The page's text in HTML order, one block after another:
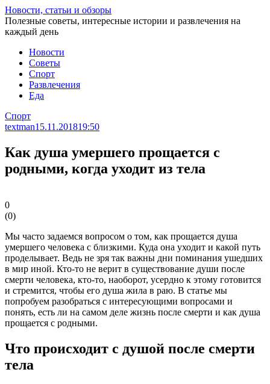
Перейти
к
статье
Новости, статьи и обзоры
Полезные советы, интересные истории и развлечения на
каждый день
Новости
Советы
Спорт
Развлечения
Еда
Спорт
textman15.11.201819:50
Как душа умершего прощается с
родными, когда уходит из тела
0
(0)
Мы часто задаемся вопросом о том, как прощается душа
умершего человека с близкими. Куда она уходит и какой путь
проделывает. Ведь не зря так важны дни поминания ушедших
в мир иной. Кто-то не верит в существование души после
смерти человека, кто-то, наоборот, усердно к этому готовится
и стремится, чтобы его душа жила в раю. В статье мы
попробуем разобраться с интересующими вопросами и
понять, есть ли на самом деле жизнь после смерти и как душа
прощается с родными.
Что происходит с душой после смерти
тела